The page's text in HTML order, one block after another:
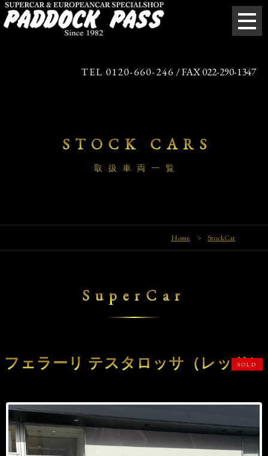
TEL 0120-660-246 / FAX 022-290-1347
STOCK CARS
取扱車両一覧
Home > StockCar
SuperCar
フェラーリ テスタロッサ（レッド）
SOLD